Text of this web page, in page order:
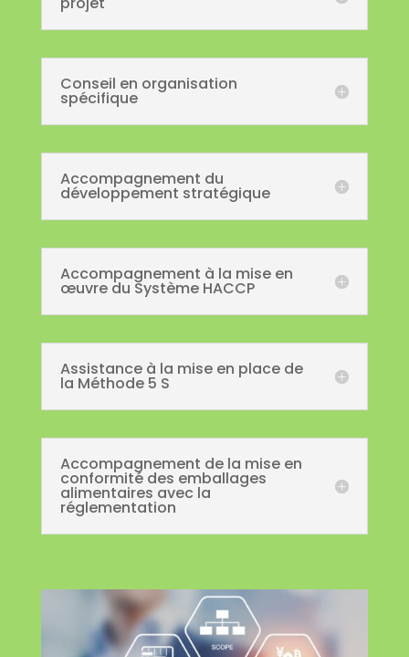
Conseil en organisation
spécifique
Accompagnement du
développement stratégique
Accompagnement à la mise en
œuvre du Système HACCP
Assistance à la mise en place de
la Méthode 5 S
Accompagnement de la mise en
conformité des emballages
alimentaires avec la
réglementation